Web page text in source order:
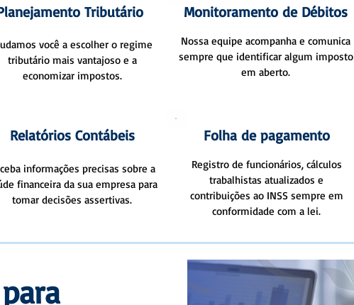
Tributário
você a escolher o regime
tributário mais vantajoso e a
economizar impostos.
Relatórios Contábeis
informações precisas sobre a
financeira da sua empresa para
tomar decisões assertivas.
Monitoramento de Débitos
Nossa equipe acompanha e comunica
sempre que identificar algum imposto
em aberto.
Folha de pagamento
Registro de funcionários, cálculos
trabalhistas atualizados e
contribuições ao INSS sempre em
conformidade com a lei.